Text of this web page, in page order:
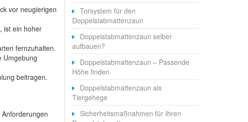
vor neugierigen
ist ein hoher
fernzuhalten.
Umgebung
beitragen.
Torsystem für den
Doppelstabmattenzaun
Doppelstabmattenzaun selber
aufbauen?
Doppelstabmattenzaun – Passende
Höhe finden
Doppelstabmattenzaun als
Tiergehege
Sicherheitsmaßnahmen für Ihren